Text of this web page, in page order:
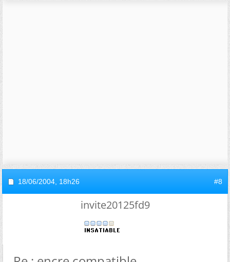
18/06/2004, 18h26 #8
invite20125fd9